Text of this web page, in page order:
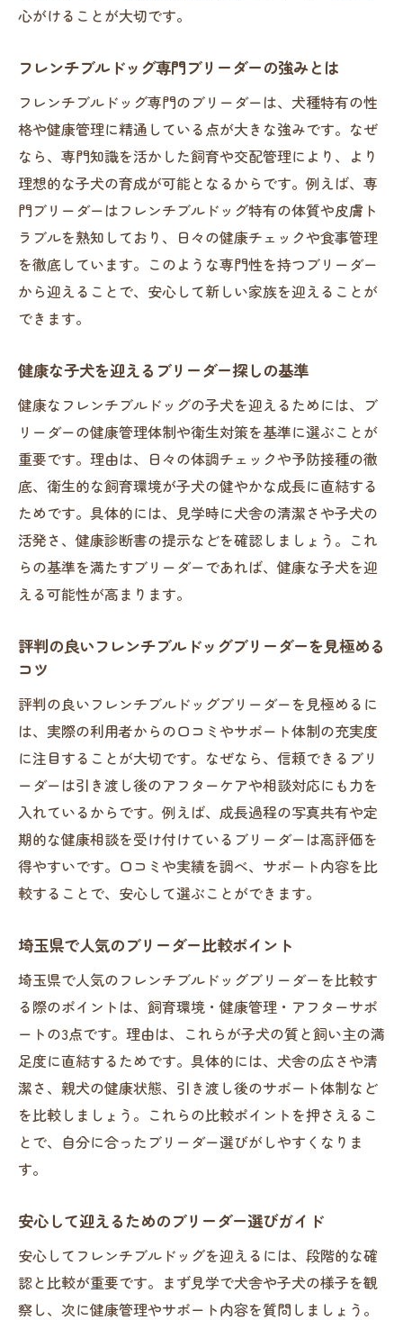
安心して相談できるブリーダーを見つける
健康重視で選ぶブリーダーの見極め術
フレンチブルドッグの健康管理が徹底され
たブリーダー
子犬の健康状態を見抜くポイントと質問例
健康なフレンチブルドッグの育成環境とは
関東エリアの健康重視ブリーダーの特徴
炎上やトラブルを避けるブリーダー選びの
コツ
埼玉県で理想のブリーダーに出会うための
工夫
フレンチブルドッグ専門ブリーダーの見学
ポイント
ブリーダー比較時に重視したい子犬の性格
口コミや評判を活用した信頼できる選び方
子犬のお迎えまでの流れと重要な確認事項
埼玉県で人気ブリーダーを探す最新動向
アフターケアが充実したブリーダーの特徴
信頼できるブリーダーのアフターケア内容
ート体制
お迎え後も安心の相談できるブリーダー選
び
アフターケアが手厚いブリーダー比較ポイ
ント
健康管理サポートが充実したブリーダー
トラブル時にも頼れるブリーダーの選び方
ブリーダー比較で見つけるフレンチブルドッグ
ブリーダーごとのフレンチブルドッグの個
性紹介
人気ブリーダーによる育成法と性格の違い
フレンチブルドッグ専門グッズの活用方法
埼玉県内の有名ブリーダー比較の注目点
ブリーダー選びで出会う理想の子犬像
関東エリアのブリーダーが伝える魅力ポイ
ブリーダーと相談しながら子犬を迎える流
れ
初めての方におすすめのブリーダー選び
心がけることが大切です。
フレンチブルドッグ専門ブリーダーの強みとは
フレンチブルドッグ専門のブリーダーは、犬種特有の性
格や健康管理に精通している点が大きな強みです。なぜ
なら、専門知識を活かした飼育や交配管理により、より
理想的な子犬の育成が可能となるからです。例えば、専
門ブリーダーはフレンチブルドッグ特有の体質や皮膚ト
ラブルを熟知しており、日々の健康チェックや食事管理
を徹底しています。このような専門性を持つブリーダー
から迎えることで、安心して新しい家族を迎えることが
できます。
健康な子犬を迎えるブリーダー探しの基準
健康なフレンチブルドッグの子犬を迎えるためには、ブ
リーダーの健康管理体制や衛生対策を基準に選ぶことが
重要です。理由は、日々の体調チェックや予防接種の徹
底、衛生的な飼育環境が子犬の健やかな成長に直結する
ためです。具体的には、見学時に犬舎の清潔さや子犬の
活発さ、健康診断書の提示などを確認しましょう。これ
らの基準を満たすブリーダーであれば、健康な子犬を迎
える可能性が高まります。
評判の良いフレンチブルドッグブリーダーを見極める
コツ
評判の良いフレンチブルドッグブリーダーを見極めるに
は、実際の利用者からの口コミやサポート体制の充実度
に注目することが大切です。なぜなら、信頼できるブリ
ーダーは引き渡し後のアフターケアや相談対応にも力を
入れているからです。例えば、成長過程の写真共有や定
期的な健康相談を受け付けているブリーダーは高評価を
得やすいです。口コミや実績を調べ、サポート内容を比
較することで、安心して選ぶことができます。
埼玉県で人気のブリーダー比較ポイント
埼玉県で人気のフレンチブルドッグブリーダーを比較す
る際のポイントは、飼育環境・健康管理・アフターサポ
ートの3点です。理由は、これらが子犬の質と飼い主の満
足度に直結するためです。具体的には、犬舎の広さや清
潔さ、親犬の健康状態、引き渡し後のサポート体制など
を比較しましょう。これらの比較ポイントを押さえるこ
とで、自分に合ったブリーダー選びがしやすくなりま
す。
安心して迎えるためのブリーダー選びガイド
安心してフレンチブルドッグを迎えるには、段階的な確
認と比較が重要です。まず見学で犬舎や子犬の様子を観
察し、次に健康管理やサポート内容を質問しましょう。